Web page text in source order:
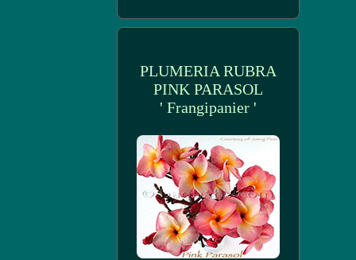
PLUMERIA RUBRA
PINK PARASOL
' Frangipanier '